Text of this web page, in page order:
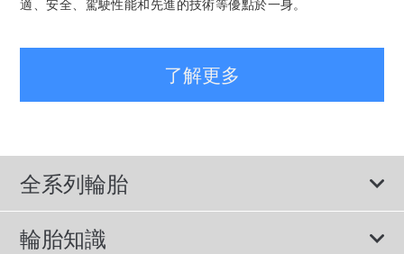
適、安全、駕駛性能和先進的技術等優點於一身。
了解更多
全系列輪胎
輪胎知識